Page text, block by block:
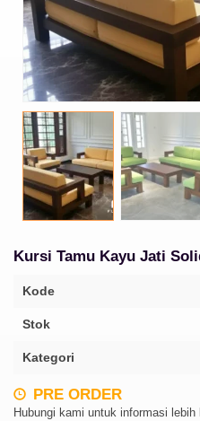
Kursi Tamu Kayu Jati
Kode
Stok
Kategori
PRE ORDER
Hubungi kami untuk informasi